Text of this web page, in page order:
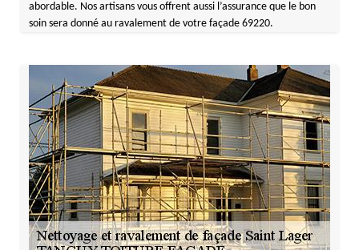
abordable. Nos artisans vous offrent aussi l’assurance que le bon
soin sera donné au ravalement de votre façade 69220.